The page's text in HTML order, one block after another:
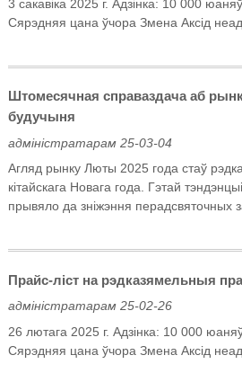
3 сакавіка 2025 г. Адзінка: 10 000
Сярэдняя цана ўчора Змена Аксід
Штомесячная справаздача аб
будучыня
адміністратарам 25-03-04
Агляд рынку Люты 2025 года стаў
кітайскага Новага года. Гэтай
прывяло да зніжэння перадсвяточных
Прайс-ліст на рэдказямельныя
адміністратарам 25-02-26
26 лютага 2025 г. Адзінка: 10 000
Сярэдняя цана ўчора Змена Аксід